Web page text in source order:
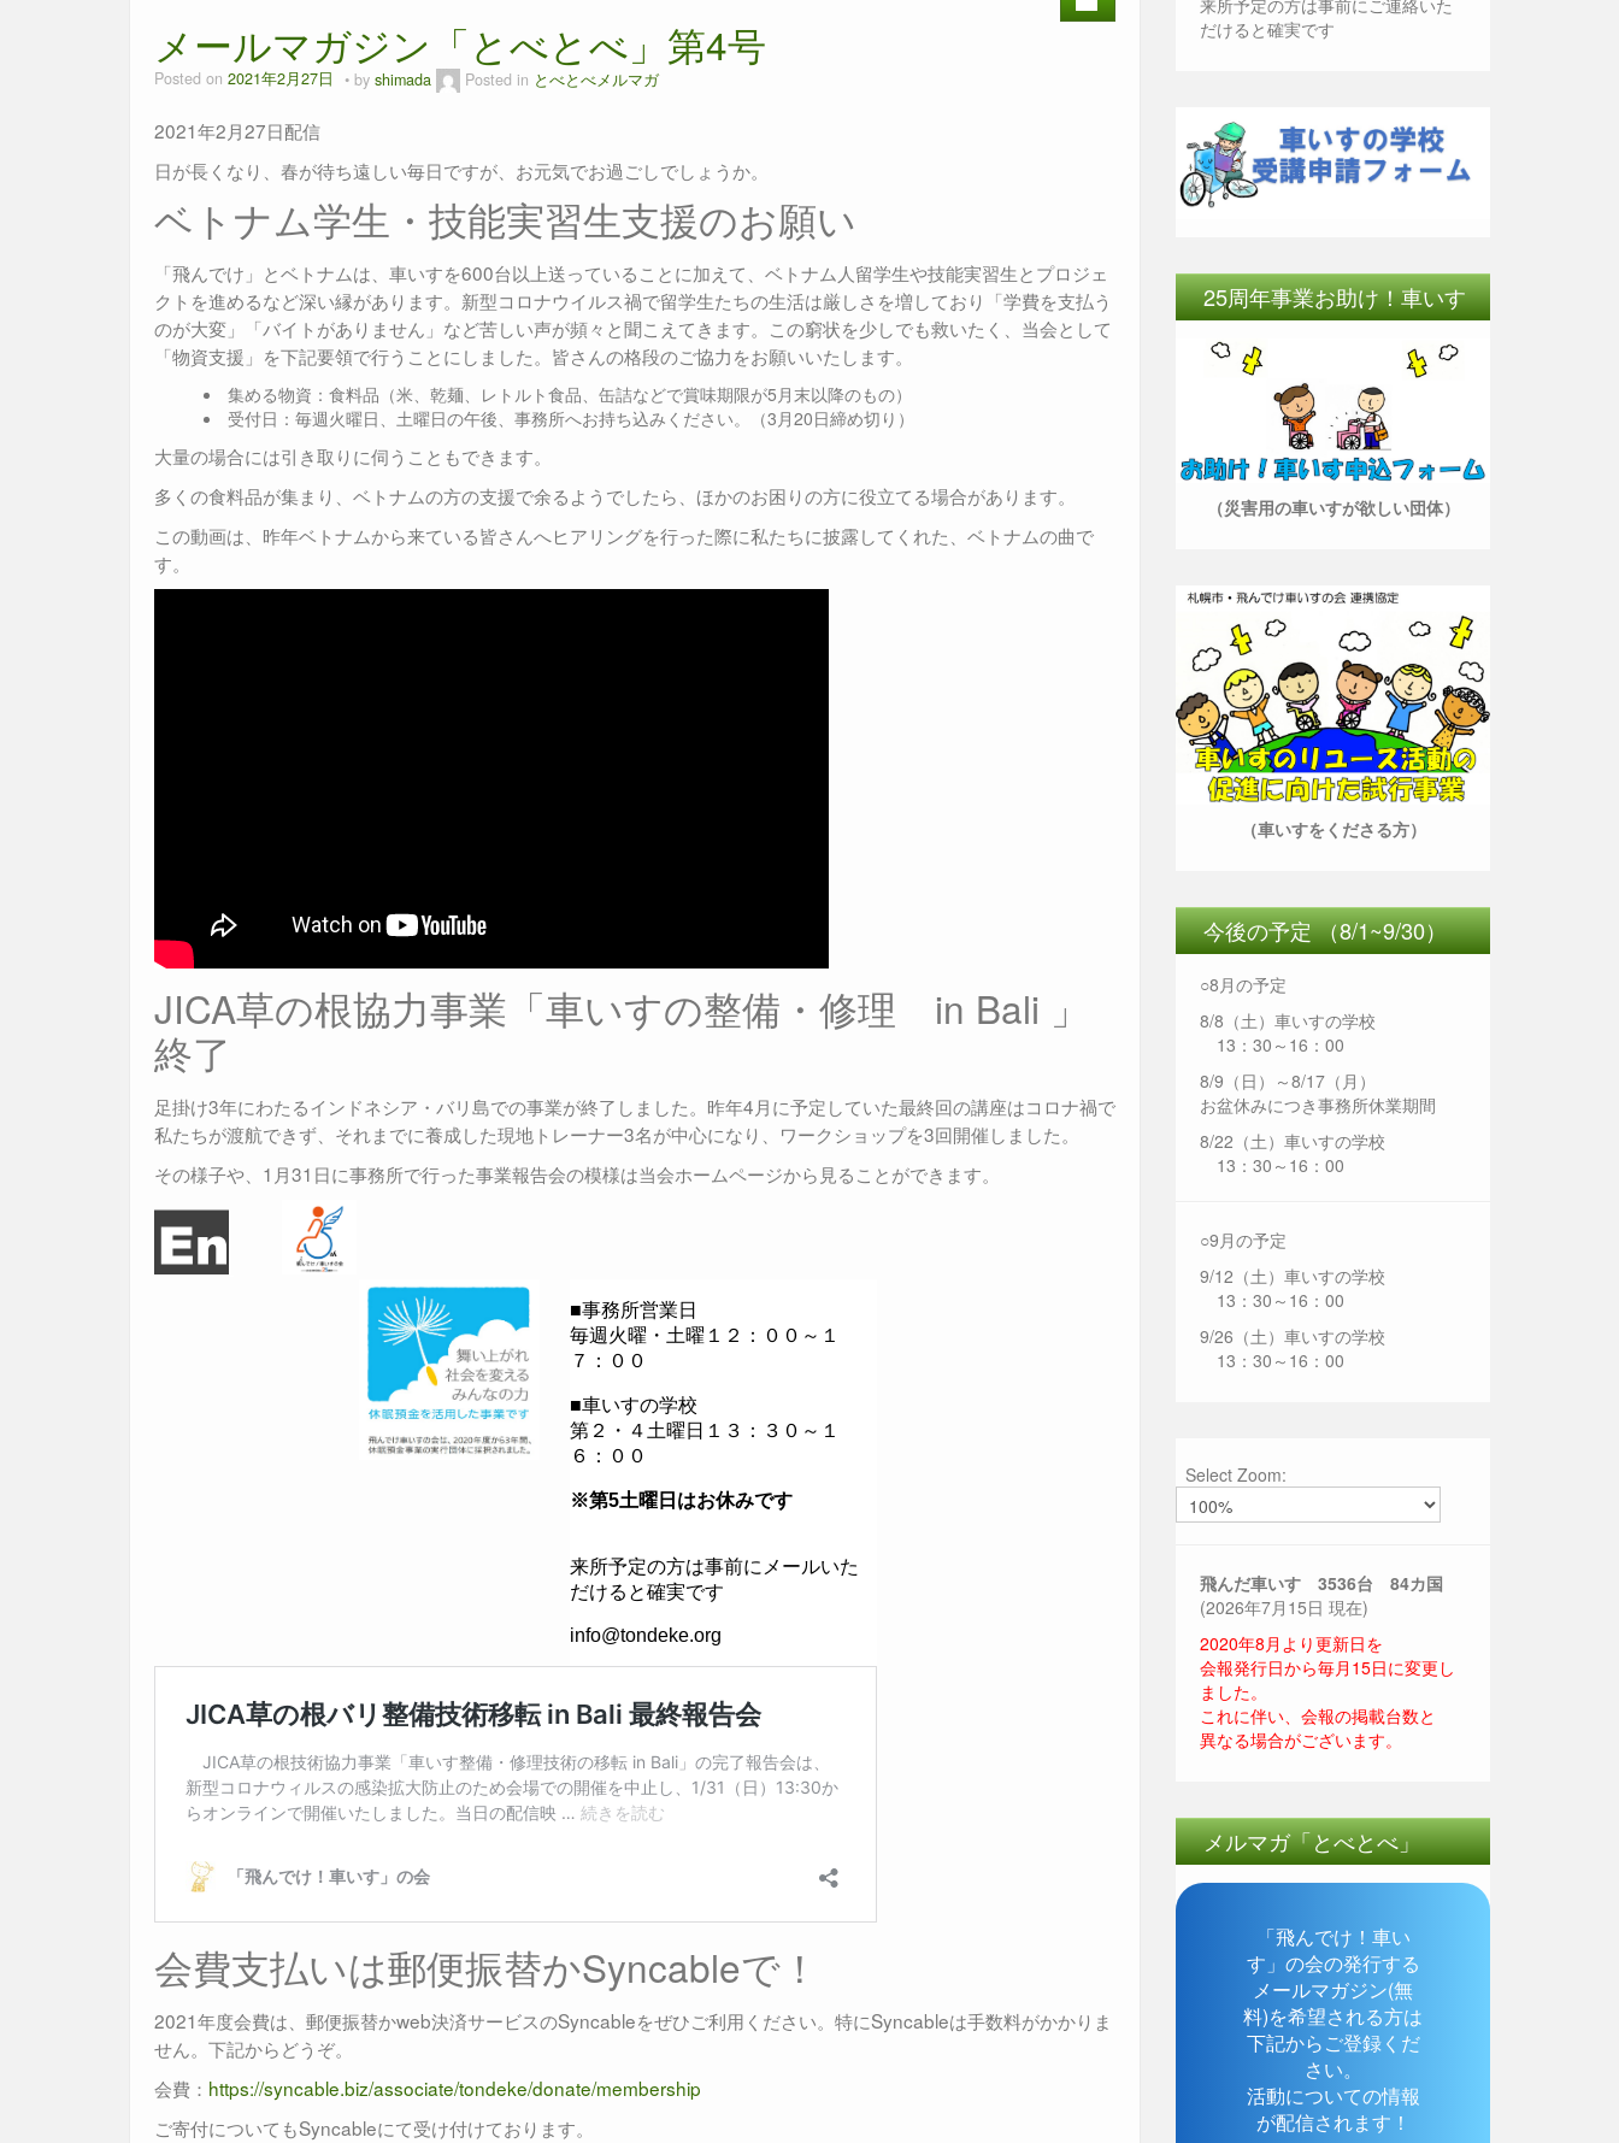
メールマガジン「とべとべ」第4号
Posted on 2021年2月27日 by shimada Posted in とべとべメルマガ
2021年2月27日配信
日が長くなり、春が待ち遠しい毎日ですが、お元気でお過ごしでしょうか。
ベトナム学生・技能実習生支援のお願い
「飛んでけ」とベトナムは、車いすを600台以上送っていることに加えて、ベトナム人留学生や技能実習生とプロジェ
クトを進めるなど深い縁があります。新型コロナウイルス禍で留学生たちの生活は厳しさを増しており「学費を支払う
のが大変」「バイトがありません」など苦しい声が頻々と聞こえてきます。この窮状を少しでも救いたく、当会として
「物資支援」を下記要領で行うことにしました。皆さんの格段のご協力をお願いいたします。
集める物資：食料品（米、乾麺、レトルト食品、缶詰などで賞味期限が5月末以降のもの）
受付日：毎週火曜日、土曜日の午後、事務所へお持ち込みください。（3月20日締め切り）
大量の場合には引き取りに伺うこともできます。
多くの食料品が集まり、ベトナムの方の支援で余るようでしたら、ほかのお困りの方に役立てる場合があります。
この動画は、昨年ベトナムから来ている皆さんへヒアリングを行った際に私たちに披露してくれた、ベトナムの曲で
す。
JICA草の根協力事業「車いすの整備・修理 in Bali 」
終了
足掛け3年にわたるインドネシア・バリ島での事業が終了しました。昨年4月に予定していた最終回の講座はコロナ禍で
私たちが渡航できず、それまでに養成した現地トレーナー3名が中心になり、ワークショップを3回開催しました。
その様子や、1月31日に事務所で行った事業報告会の模様は当会ホームページから見ることができます。
会費支払いは郵便振替かSyncableで！
2021年度会費は、郵便振替かweb決済サービスのSyncableをぜひご利用ください。特にSyncableは手数料がかかりま
せん。下記からどうぞ。
会費： https://syncable.biz/associate/tondeke/donate/membership
ご寄付についてもSyncableにて受け付けております。
来所予定の方は事前にご連絡いた
だけると確実です
25周年事業お助け！車いす
（災害用の車いすが欲しい団体）
（車いすをくださる方）
今後の予定 （8/1~9/30）
○8月の予定
8/8（土）車いすの学校
13：30～16：00
8/9（日）～8/17（月）
お盆休みにつき事務所休業期間
8/22（土）車いすの学校
13：30～16：00
○9月の予定
9/12（土）車いすの学校
13：30～16：00
9/26（土）車いすの学校
13：30～16：00
Select Zoom:
飛んだ車いす 3536台 84カ国
(2026年7月15日 現在)
2020年8月より更新日を
会報発行日から毎月15日に変更し
ました。
これに伴い、会報の掲載台数と
異なる場合がございます。
メルマガ「とべとべ」
「飛んでけ！車い
す」の会の発行する
メールマガジン(無
料)を希望される方は
下記からご登録くだ
さい。
活動についての情報
が配信されます！